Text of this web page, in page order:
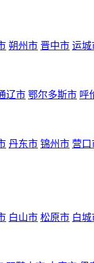
朔州市 晋中市 运城
辽市 鄂尔多斯市 呼
丹东市 锦州市 营口
白山市 松原市 白城